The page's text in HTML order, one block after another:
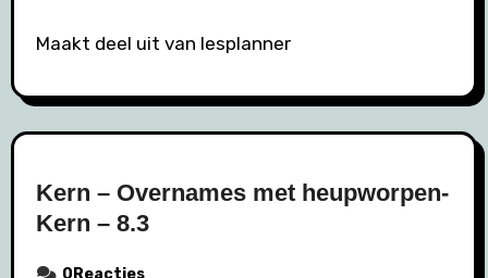
Maakt deel uit van lesplanner
Kern – Overnames met heupworpen-
Kern – 8.3